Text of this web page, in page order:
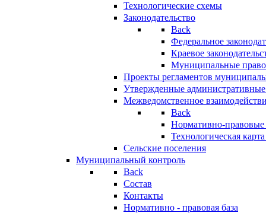
Технологические схемы
Законодательство
Back
Федеральное
Краевое
Муниципальные
Проекты регламентов
Утвержденные
Межведомственное
Back
Нормативно-правовые
Технологическая
Сельские поселения
Муниципальный контроль
Back
Состав
Контакты
Нормативно - правовая база